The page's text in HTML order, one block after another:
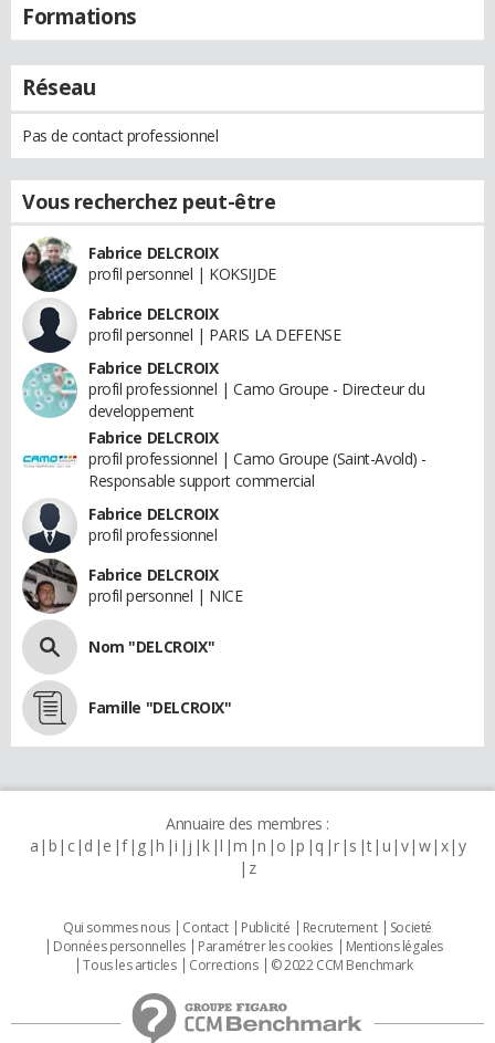
Formations
Réseau
Pas de contact professionnel
Vous recherchez peut-être
Fabrice DELCROIX
profil personnel | KOKSIJDE
Fabrice DELCROIX
profil personnel | PARIS LA DEFENSE
Fabrice DELCROIX
profil professionnel | Camo Groupe - Directeur du
developpement
Fabrice DELCROIX
profil professionnel | Camo Groupe (Saint-Avold) -
Responsable support commercial
Fabrice DELCROIX
profil professionnel
Fabrice DELCROIX
profil personnel | NICE
Nom "DELCROIX"
Famille "DELCROIX"
Annuaire des membres :
a b c d e f g h i j k l m n o p q r s t u v w x y
z
Qui sommes nous Contact Publicité Recrutement
Societé
Données personnelles
Paramétrer les cookies
Mentions légales
Tous les articles
Corrections © 2022 CCM Benchmark